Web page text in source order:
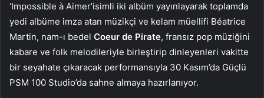
‘Impossible à Aimer’isimli iki albüm yayınlayarak toplamda
yedi albüme imza atan müzikçi ve kelam müellifi Béatrice
Martin, nam-ı bedel Coeur de Pirate, fransız pop müziğini
kabare ve folk melodileriyle birleştirip dinleyenleri vakitte
bir seyahate çıkaracak performansıyla 30 Kasım’da Güçlü
PSM 100 Studio’da sahne almaya hazırlanıyor.